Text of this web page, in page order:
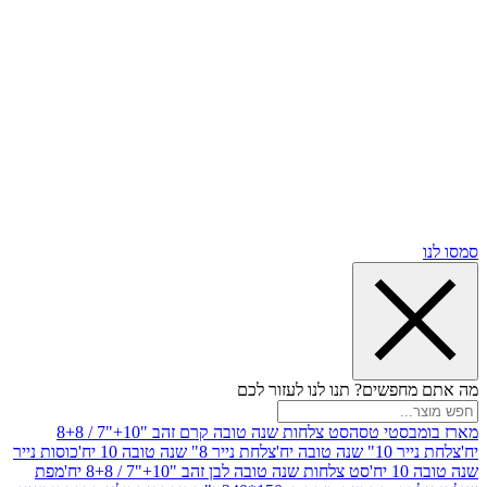
תנו לנו לעזור לכם
טסה
סט צלחות שנה טובה קרם זהב "10+"7 / 8+8
יח'
צלחת נייר 8" שנה טובה 10 יח'
כוסות נייר
סט צלחות שנה טובה לבן זהב "10+"7 / 8+8 יח'
מפת